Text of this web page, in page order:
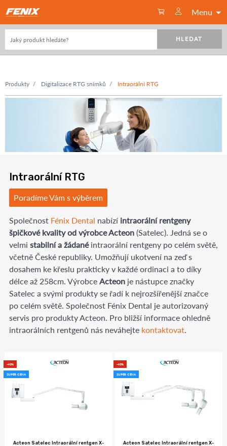
Menu
HLEDAT
Produkty Digitalizace RTG snímků Intraorální RTG
Intraorální RTG
Poradíme Vám s výběrem
Společnost Fénix Dental nabízí intraorální rentgeny
špičkové kvality od výrobce Acteon (Satelec). Jedná se o
velmi stabilní a žádanéintraorální rentgeny po celém světě,
včetně České republiky. Umožňují ukotvení na zeď s
dosahem ke křeslu prakticky v každé ordinaci a to díky
délce až 258cm. Výrobce Acteon je nástupce značky
Satelec a svými produkty se řadí k nejrozšířenější značce
po celém světě. Společnost Fénix Dental je autorizovaný
servis pro produkty Acteon. Pro bližší informace ohledně
intraorálních rentgenů nás neváhejte kontaktovat.
-40%
SUPER CENA
Acteon Satelec Intraorální rentgen X-
-40%
SUPER CENA
Acteon Satelec Intraorální rentgen X-